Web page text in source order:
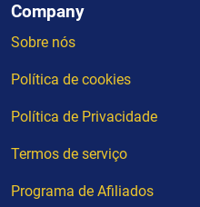
Company
Sobre nós
Política de cookies
Política de Privacidade
Termos de serviço
Programa de Afiliados